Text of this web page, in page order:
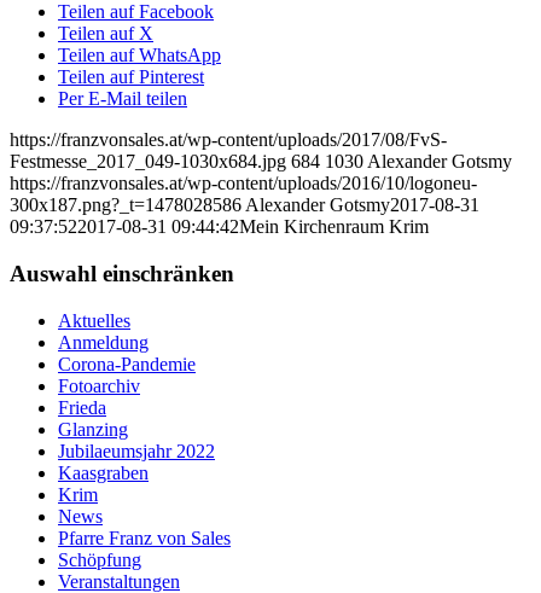
Teilen auf Facebook
Teilen auf X
Teilen auf WhatsApp
Teilen auf Pinterest
Per E-Mail teilen
https://franzvonsales.at/wp-content/uploads/2017/08/FvS-
Festmesse_2017_049-1030x684.jpg 684 1030 Alexander Gotsmy
https://franzvonsales.at/wp-content/uploads/2016/10/logoneu-
300x187.png?_t=1478028586 Alexander Gotsmy2017-08-31
09:37:522017-08-31 09:44:42Mein Kirchenraum Krim
Auswahl einschränken
Aktuelles
Anmeldung
Corona-Pandemie
Fotoarchiv
Frieda
Glanzing
Jubilaeumsjahr 2022
Kaasgraben
Krim
News
Pfarre Franz von Sales
Schöpfung
Veranstaltungen